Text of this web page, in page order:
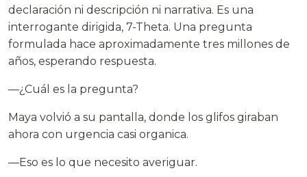
declaración ni descripción ni narrativa. Es una
interrogante dirigida, 7-Theta. Una pregunta
formulada hace aproximadamente tres millones de
años, esperando respuesta.
—¿Cuál es la pregunta?
Maya volvió a su pantalla, donde los glifos giraban
ahora con urgencia casi organica.
—Eso es lo que necesito averiguar.